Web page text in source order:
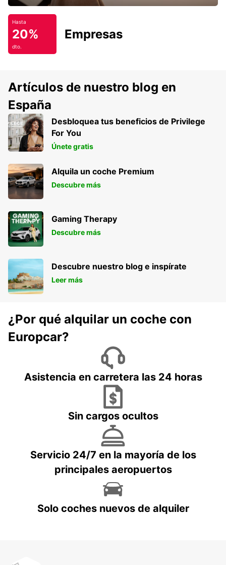
Hasta
20%
dto.
Empresas
Artículos de nuestro blog en
España
Desbloquea tus beneficios de Privilege
For You
Únete gratis
Alquila un coche Premium
Descubre más
Gaming Therapy
Descubre más
Descubre nuestro blog e inspírate
Leer más
¿Por qué alquilar un coche con
Europcar?
Asistencia en carretera las 24 horas
Sin cargos ocultos
Servicio 24/7 en la mayoría de los
principales aeropuertos
Solo coches nuevos de alquiler